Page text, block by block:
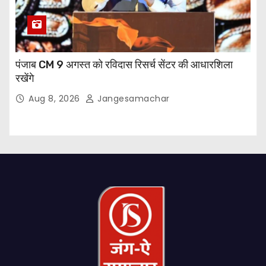
पंजाब CM 9 अगस्त को रविदास रिसर्च सेंटर की आधारशिला
रखेंगे
Aug 8, 2026 Jangesamachar